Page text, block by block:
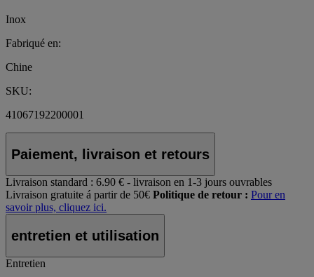
Inox
Fabriqué en:
Chine
SKU:
41067192200001
Paiement, livraison et retours
Livraison standard : 6.90 € - livraison en 1-3 jours ouvrables
Livraison gratuite á partir de 50€ Politique de retour : Pour en
savoir plus, cliquez ici.
entretien et utilisation
Entretien